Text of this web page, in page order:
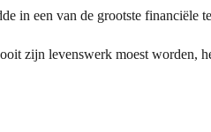
een van de grootste financiële
zijn levenswerk moest worden,